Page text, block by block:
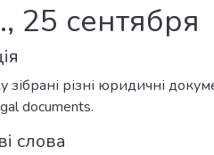
25 сентября
зібрані різні юридичні
documents.
слова